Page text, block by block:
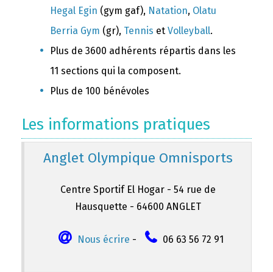
Hegal Egin (gym gaf), Natation, Olatu
Berria Gym (gr), Tennis et Volleyball.
Plus de 3600 adhérents répartis dans les
11 sections qui la composent.
Plus de 100 bénévoles
Les informations pratiques
Anglet Olympique Omnisports
Centre Sportif El Hogar - 54 rue de
Hausquette - 64600 ANGLET
Nous écrire - 06 63 56 72 91